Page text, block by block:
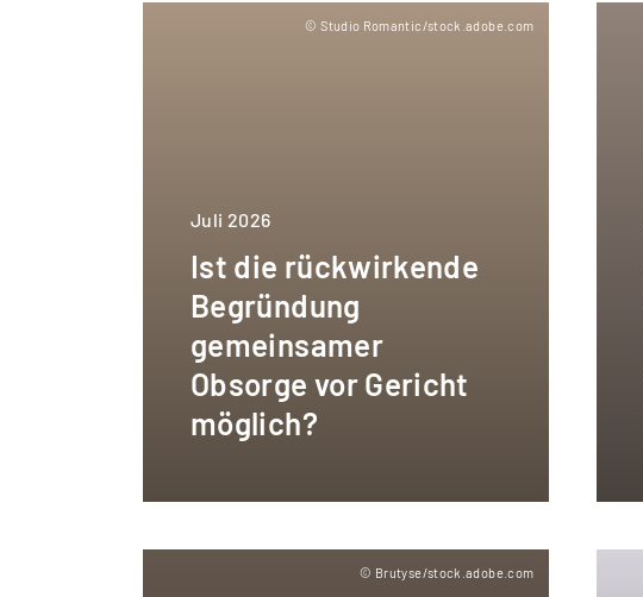
© Studio Romantic/stock.adobe.com
Juli 2026
Ist die rückwirkende
Begründung
gemeinsamer
Obsorge vor Gericht
möglich?
© Brutyse/stock.adobe.com